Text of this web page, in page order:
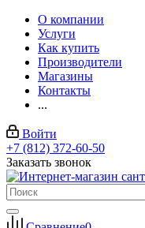
О компании
Услуги
Как купить
Производители
Магазины
Контакты
...
Войти
+7 (812) 372-60-50
Заказать звонок